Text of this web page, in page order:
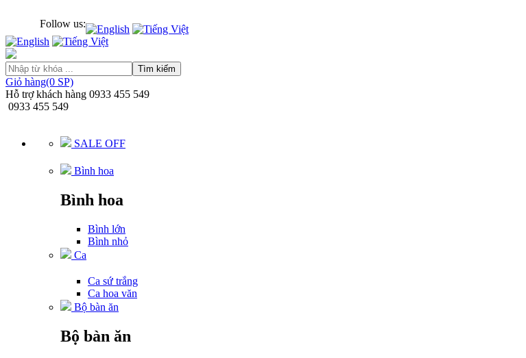
Follow us:
Tìm kiếm
Giỏ hàng(0 SP)
Hỗ trợ khách hàng 0933 455 549
0933 455 549
SALE OFF
Bình hoa
Bình hoa
Bình lớn
Bình nhỏ
Ca
Ca sứ trắng
Ca hoa văn
Bộ bàn ăn
Bộ bàn ăn